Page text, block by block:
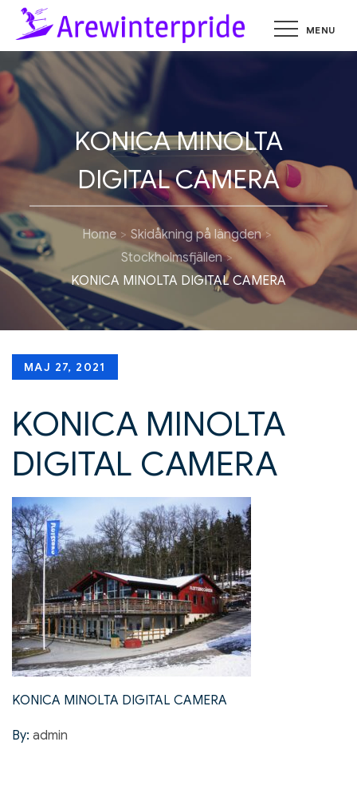
Skip
content
MENU
Skidåkning i de
svenska fjällen
KONICA MINOLTA
DIGITAL CAMERA
Home
Skidåkning på längden
Stockholmsfjällen
KONICA MINOLTA DIGITAL CAMERA
Posted
MAJ 27, 2021
KONICA MINOLTA
DIGITAL CAMERA
KONICA MINOLTA DIGITAL CAMERA
By: admin